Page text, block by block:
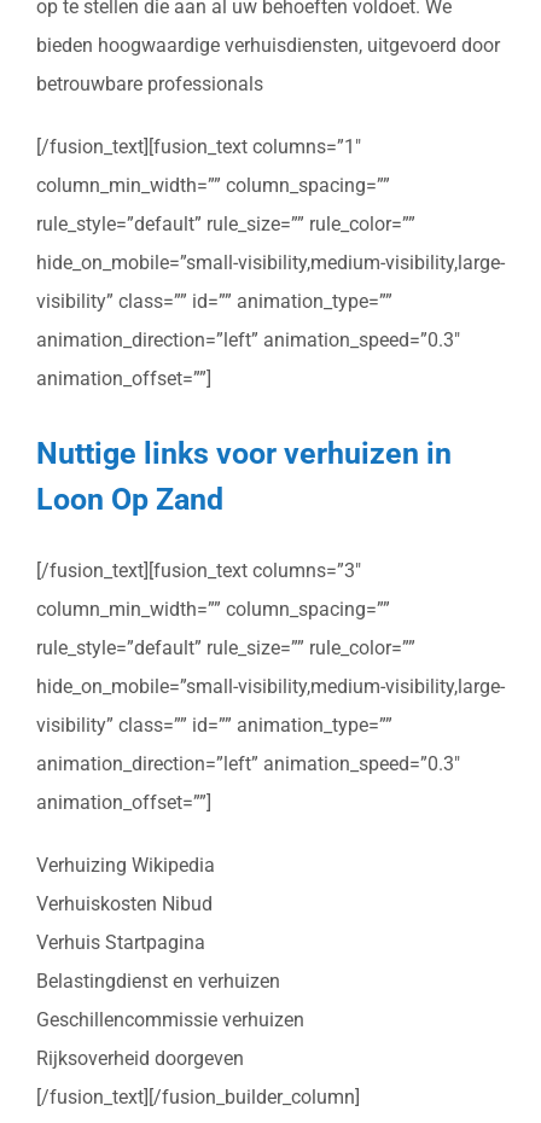
op te stellen die aan al uw behoeften voldoet. We
bieden hoogwaardige verhuisdiensten, uitgevoerd door
betrouwbare professionals
[/fusion_text][fusion_text columns=”1″
column_min_width=”” column_spacing=””
rule_style=”default” rule_size=”” rule_color=””
hide_on_mobile=”small-visibility,medium-visibility,large-
visibility” class=”” id=”” animation_type=””
animation_direction=”left” animation_speed=”0.3″
animation_offset=””]
Nuttige links voor verhuizen in
Loon Op Zand
[/fusion_text][fusion_text columns=”3″
column_min_width=”” column_spacing=””
rule_style=”default” rule_size=”” rule_color=””
hide_on_mobile=”small-visibility,medium-visibility,large-
visibility” class=”” id=”” animation_type=””
animation_direction=”left” animation_speed=”0.3″
animation_offset=””]
Verhuizing Wikipedia
Verhuiskosten Nibud
Verhuis Startpagina
Belastingdienst en verhuizen
Geschillencommissie verhuizen
Rijksoverheid doorgeven
[/fusion_text][/fusion_builder_column]